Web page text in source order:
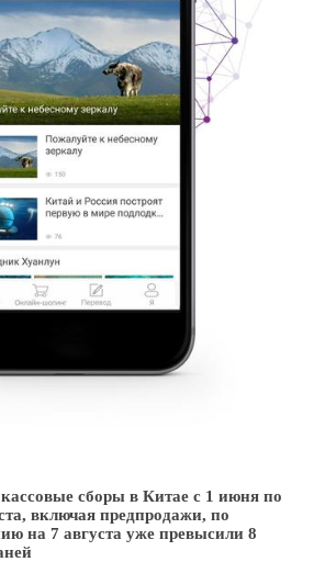
сборы в Китае с 1 июня по
включая предпродажи, по
на 7 августа уже превысили 8